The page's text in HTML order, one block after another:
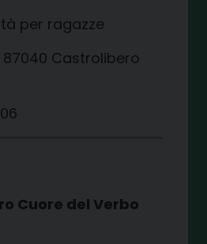
per ragazze
Castrolibero
Cuore del Verbo